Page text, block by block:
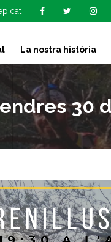
La nostra història
30